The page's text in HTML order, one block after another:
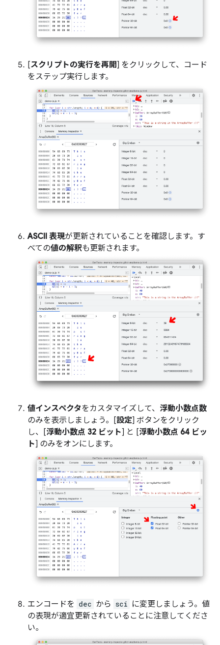
[スクリプトの実行を再開] をクリックして、コード
をステップ実行します。
ASCII 表現が更新されていることを確認します。す
べての値の解釈も更新されます。
値インスペクタをカスタマイズして、 浮動小数点数
のみを表示しましょう。[設定] ボタンをクリック
し、[浮動小数点 32 ビット] と [浮動小数点 64 ビッ
ト] のみをオンにします。
エンコードを dec から sci に変更しましょう。値
の表現が適宜更新されていることに注意してくださ
い。